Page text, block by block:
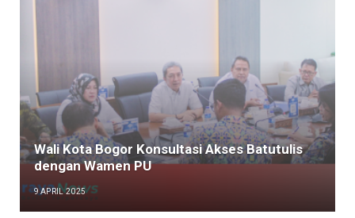
Wali Kota Bogor Konsultasi Akses Batutulis
dengan Wamen PU
9 APRIL 2025